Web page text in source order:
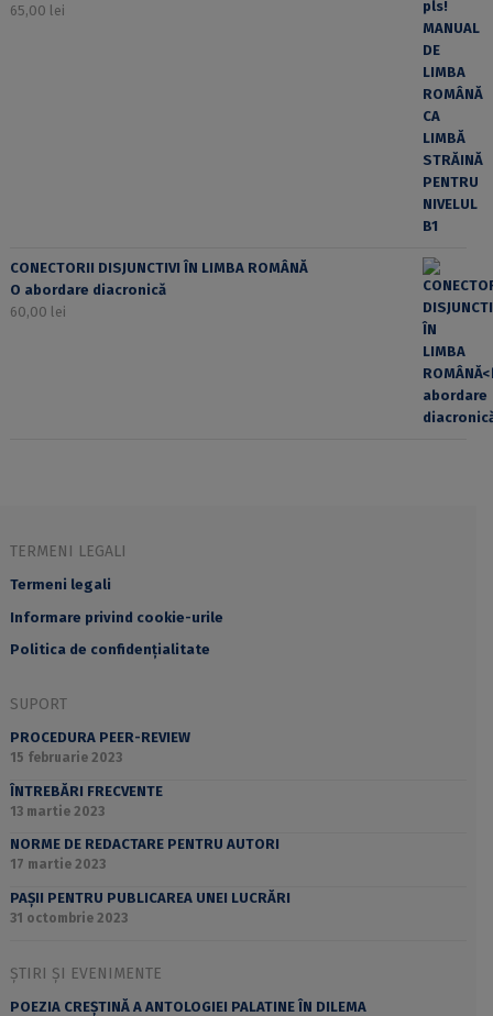
65,00 lei
CONECTORII DISJUNCTIVI ÎN LIMBA ROMÂNĂ
O abordare diacronică
60,00 lei
TERMENI LEGALI
Termeni legali
Informare privind cookie-urile
Politica de confidențialitate
SUPORT
PROCEDURA PEER-REVIEW
15 februarie 2023
ÎNTREBĂRI FRECVENTE
13 martie 2023
NORME DE REDACTARE PENTRU AUTORI
17 martie 2023
PAȘII PENTRU PUBLICAREA UNEI LUCRĂRI
31 octombrie 2023
ȘTIRI ȘI EVENIMENTE
POEZIA CREȘTINĂ A ANTOLOGIEI PALATINE ÎN DILEMA